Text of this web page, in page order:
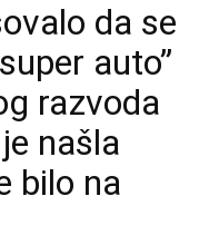
da se
auto”
razvoda
našla
bilo na